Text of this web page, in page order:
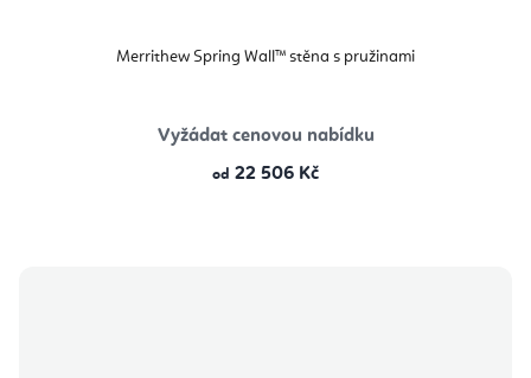
Merrithew Spring Wall™ stěna s pružinami
Vyžádat cenovou nabídku
od 22 506 Kč